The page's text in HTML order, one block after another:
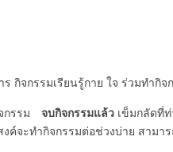
รรมเรียนรู้กาย ใจ ร่วมทำกิจก
รรม จบกิจกรรมแล้ว เข็มกลัดที่
จะทำกิจกรรมต่อช่วงบ่าย สามา